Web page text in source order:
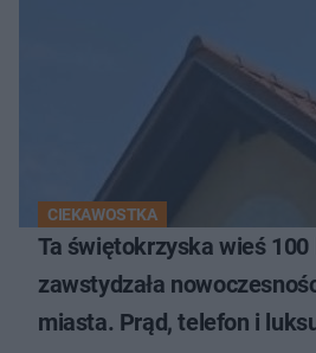
CIEKAWOSTKA
Ta świętokrzyska wieś
zawstydzała
miasta. Prąd, telefon i